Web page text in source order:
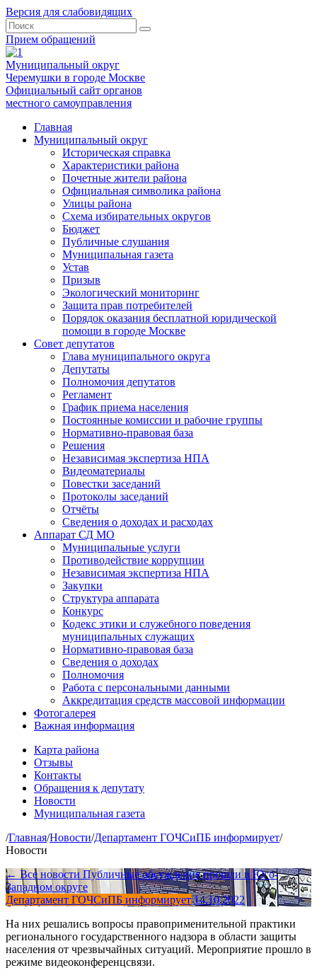
Версия для слабовидящих
Прием обращений
Муниципальный округ
Черемушки в городе Москве
Официальный сайт органов
местного самоуправления
Главная
Муниципальный округ
Историческая справка
Характеристики района
Почетные жители района
Официальная символика района
Улицы района
Схема избирательных округов
Бюджет
Публичные слушания
Муниципальная газета
Устав
Призыв
Экологический мониторинг
Защита прав потребителей
Порядок оказания бесплатной юридической
помощи в городе Москве
Совет депутатов
Глава муниципального округа
Депутаты
Полномочия депутатов
Регламент
График приема населения
Постоянные комиссии и рабочие группы
Нормативно-правовая база
Решения
Независимая экспертиза НПА
Видеоматериалы
Повестки заседаний
Протоколы заседаний
Отчёты
Сведения о доходах и расходах
Аппарат СД МО
Муниципальные услуги
Противодействие коррупции
Независимая экспертиза НПА
Закупки
Структура аппарата
Конкурс
Кодекс этики и служебного поведения
муниципальных служащих
Нормативно-правовая база
Сведения о доходах
Полномочия
Работа с персональными данными
Аккредитация средств массовой информации
Фотогалерея
Важная информация
Карта района
Отзывы
Контакты
Обращения к депутату
Новости
Муниципальная газета
/Главная/Новости/Департамент ГОЧСиПБ информирует/
Новости
← Все новости Публичные обсуждения прошли в Юго-
Западном округе
Департамент ГОЧСиПБ информирует 14.10.2022
На них решались вопросы правоприменительной практики
регионального государственного надзора в области защиты
населения от чрезвычайных ситуаций. Мероприятие прошло в
режиме видеоконференцсвязи.